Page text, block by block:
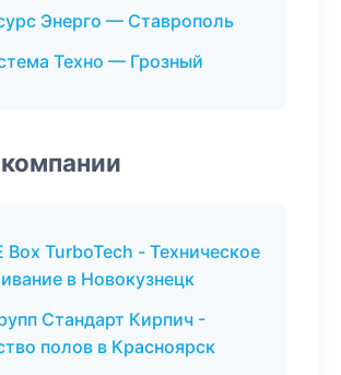
Энерго — Ставрополь
Техно — Грозный
Box TurboTech - Техническое
в Новокузнецк
Стандарт Кирпич -
полов в Красноярск